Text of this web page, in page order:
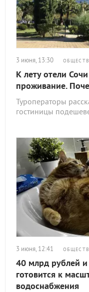
3 июня, 13:30
К лету отели
проживание.
Туроператоры
гостиницы
3 июня, 12:41
40 млрд рублей
готовится к
водоснабжения